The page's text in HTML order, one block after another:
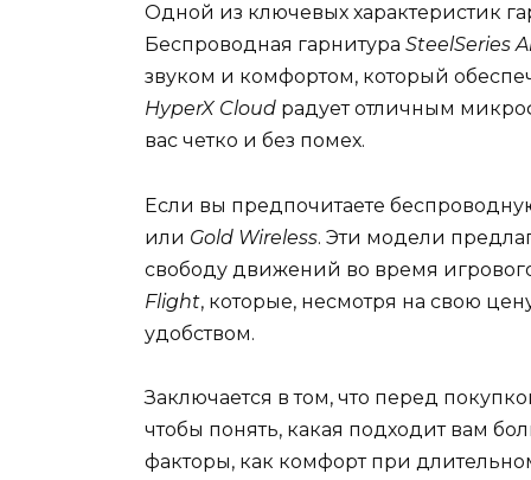
Одной из ключевых характеристик
Беспроводная гарнитура SteelSeries
звуком и комфортом, который
HyperX Cloud радует отличным
вас четко и без помех.
Если вы предпочитаете
или Gold Wireless. Эти модели
свободу движений во время
Flight, которые, несмотря на свою
удобством.
Заключается в том, что перед
чтобы понять, какая подходит вам
факторы, как комфорт при